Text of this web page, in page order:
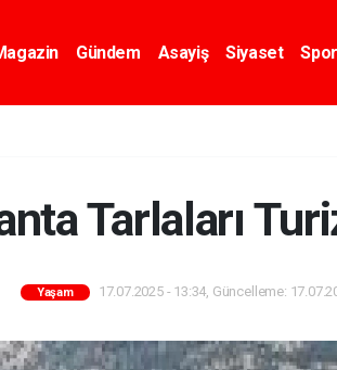
Gündem Asayiş Siyaset Spor
Tarlaları
Yaşam 17.07.2025 - 13:34, Güncelleme: